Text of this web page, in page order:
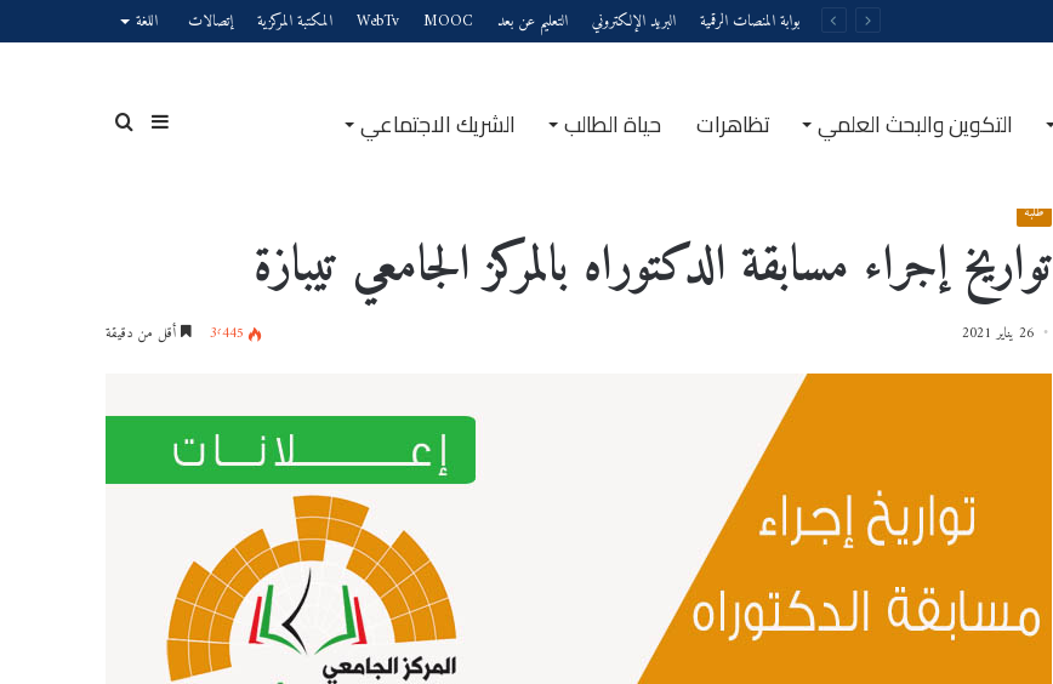
بوابة المنصات الرقمية البريد الإلكتروني التعليم عن بعد MOOC
WebTv المكتبة المركزية إتصالات اللغة
التكوين والبحث العلمي تظاهرات حياة الطالب الشريك الاجتماعي بحثإضافة
طلبة
تواريخ إجراء مسابقة الدكتوراه بالمركز الجامعي تيبازة
26 يناير 2021 3٬445 أقل من دقيقة